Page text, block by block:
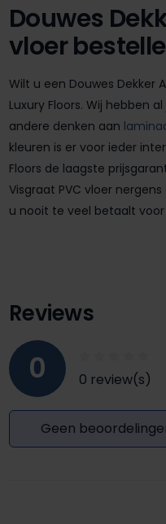
Douwes
vloer
Wilt u een Douwes Dekker
Luxury Floors. Wij hebben
andere denken aan
kleuren is er voor ieder
Floors de laagste
Visgraat PVC vloer
u nooit te veel betaalt
Reviews
0 0 review(s)
Geen